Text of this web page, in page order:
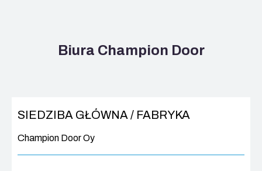
Biura Champion Door
SIEDZIBA GŁÓWNA / FABRYKA
Champion Door Oy